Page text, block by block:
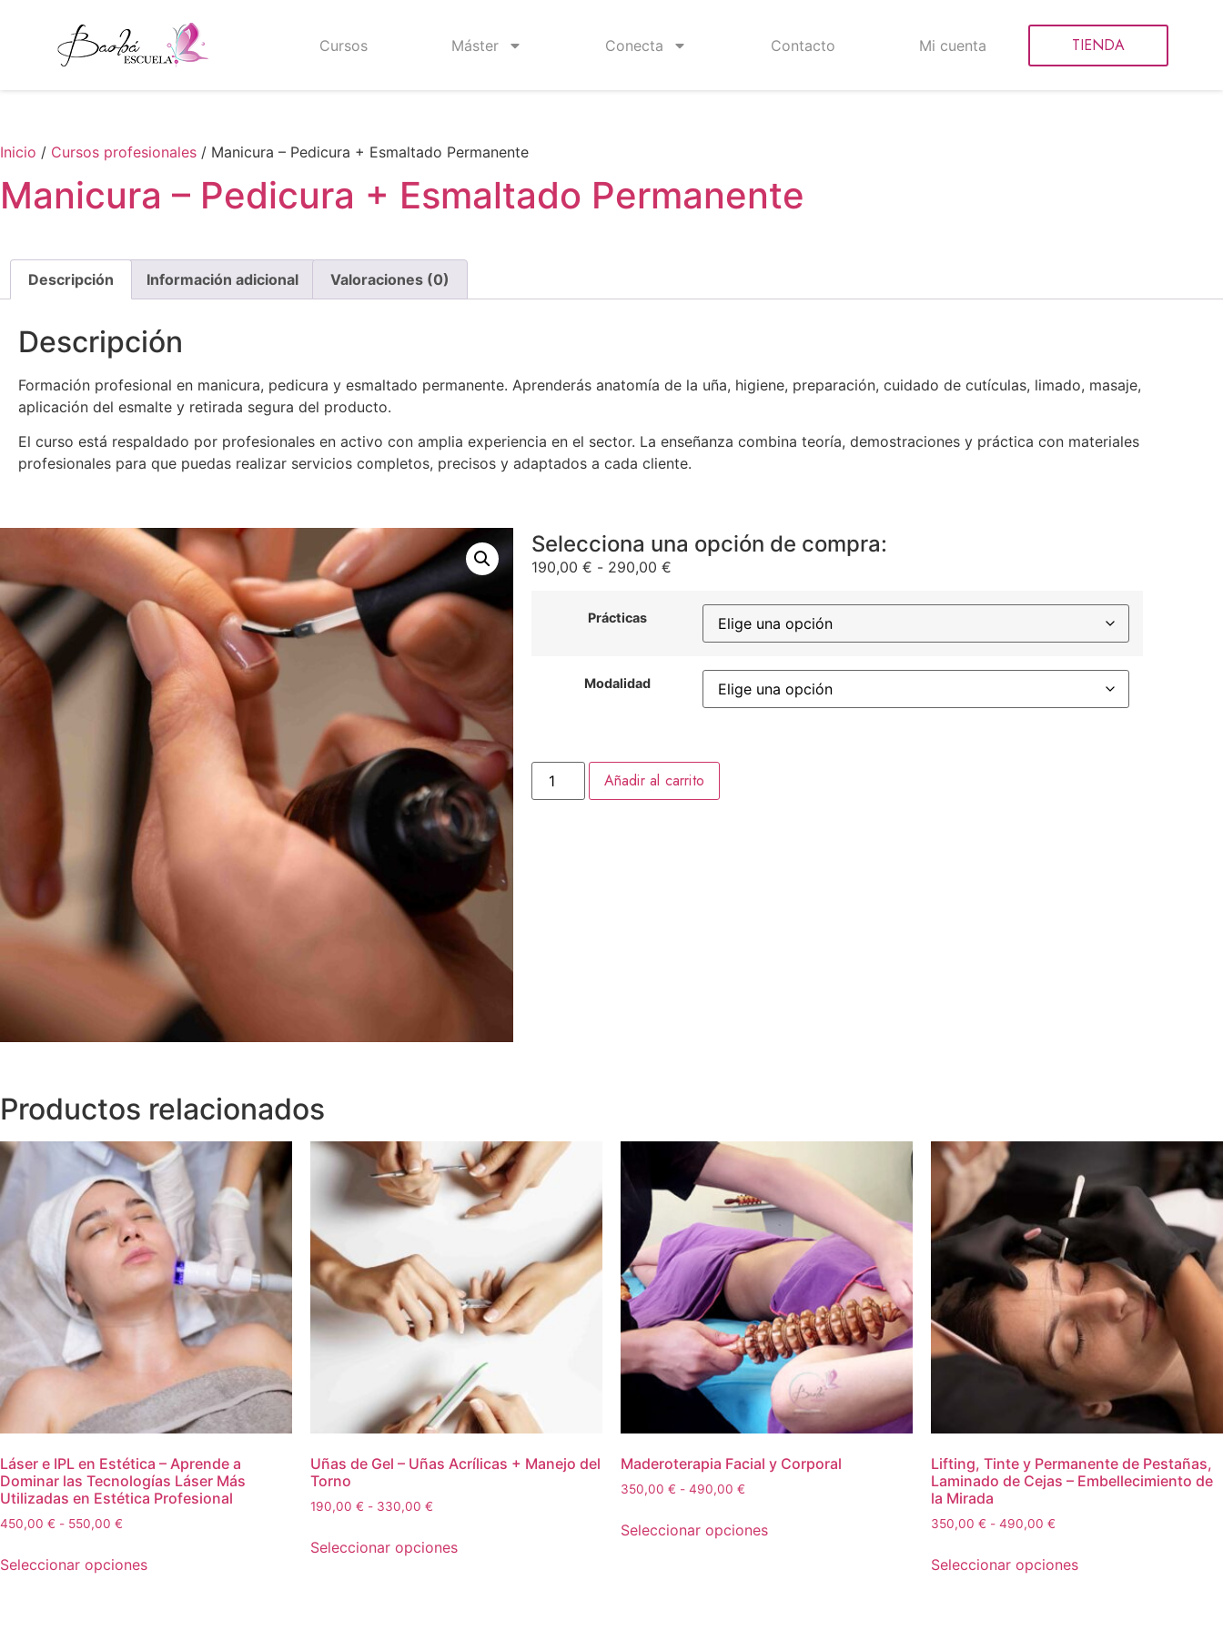
Cursos Máster Conecta Contacto Mi cuenta TIENDA
Inicio / Cursos profesionales / Manicura – Pedicura + Esmaltado Permanente
Manicura – Pedicura + Esmaltado Permanente
Descripción Información adicional Valoraciones (0)
Descripción
Formación profesional en manicura, pedicura y esmaltado permanente. Aprenderás anatomía de la uña, higiene, preparación, cuidado de cutículas, limado, masaje,
aplicación del esmalte y retirada segura del producto.
El curso está respaldado por profesionales en activo con amplia experiencia en el sector. La enseñanza combina teoría, demostraciones y práctica con materiales
profesionales para que puedas realizar servicios completos, precisos y adaptados a cada cliente.
Selecciona una opción de compra:
190,00€ - 290,00€
Prácticas
Modalidad
Añadir al carrito
Productos relacionados
Láser e IPL en Estética – Aprende a
Dominar las Tecnologías Láser Más
Utilizadas en Estética Profesional
450,00 € - 550,00 €
Seleccionar opciones
Uñas de Gel – Uñas Acrílicas + Manejo del
Torno
190,00 € - 330,00 €
Seleccionar opciones
Maderoterapia Facial y Corporal
350,00 € - 490,00 €
Seleccionar opciones
Lifting, Tinte y Permanente de Pestañas,
Laminado de Cejas – Embellecimiento de
la Mirada
350,00 € - 490,00 €
Seleccionar opciones